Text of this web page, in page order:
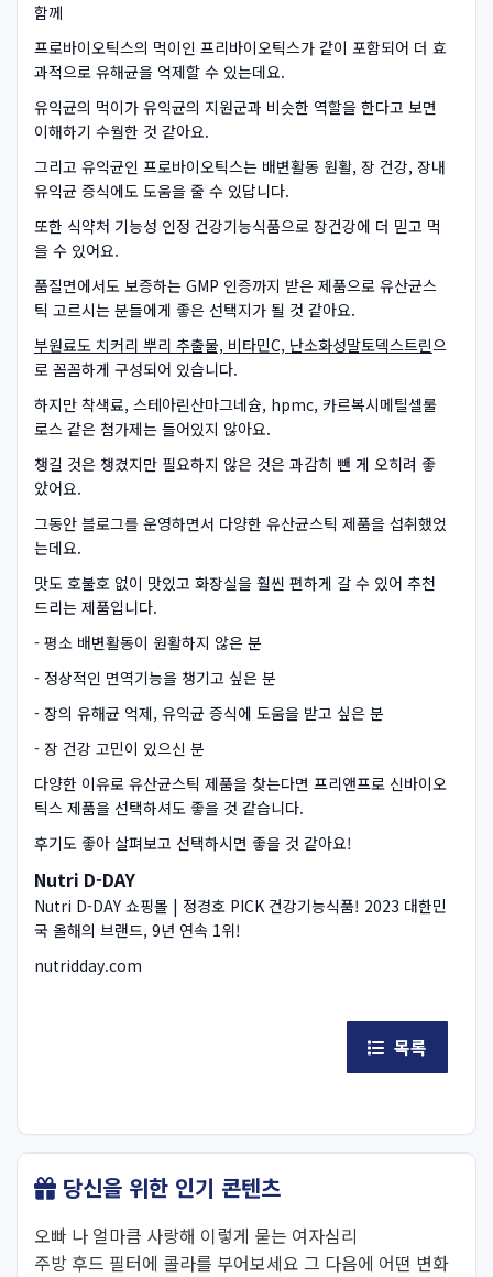
함께
프로바이오틱스의 먹이인 프리바이오틱스가 같이 포함되어 더 효
과적으로 유해균을 억제할 수 있는데요.
유익균의 먹이가 유익균의 지원군과 비슷한 역할을 한다고 보면
이해하기 수월한 것 같아요.
그리고 유익균인 프로바이오틱스는 배변활동 원활, 장 건강, 장내
유익균 증식에도 도움을 줄 수 있답니다.
또한 식약처 기능성 인정 건강기능식품으로 장건강에 더 믿고 먹
을 수 있어요.
품질면에서도 보증하는 GMP 인증까지 받은 제품으로 유산균스
틱 고르시는 분들에게 좋은 선택지가 될 것 같아요.
부원료도 치커리 뿌리 추출물, 비타민C, 난소화성말토덱스트린으
로 꼼꼼하게 구성되어 있습니다.
하지만 착색료, 스테아린산마그네슘, hpmc, 카르복시메틸셀룰
로스 같은 첨가제는 들어있지 않아요.
챙길 것은 챙겼지만 필요하지 않은 것은 과감히 뺀 게 오히려 좋
았어요.
그동안 블로그를 운영하면서 다양한 유산균스틱 제품을 섭취했었
는데요.
맛도 호불호 없이 맛있고 화장실을 훨씬 편하게 갈 수 있어 추천
드리는 제품입니다.
- 평소 배변활동이 원활하지 않은 분
- 정상적인 면역기능을 챙기고 싶은 분
- 장의 유해균 억제, 유익균 증식에 도움을 받고 싶은 분
- 장 건강 고민이 있으신 분
다양한 이유로 유산균스틱 제품을 찾는다면 프리앤프로 신바이오
틱스 제품을 선택하셔도 좋을 것 같습니다.
후기도 좋아 살펴보고 선택하시면 좋을 것 같아요!
Nutri D-DAY
Nutri D-DAY 쇼핑몰 | 정경호 PICK 건강기능식품! 2023 대한민
국 올해의 브랜드, 9년 연속 1위!
nutridday.com
목록
당신을 위한 인기 콘텐츠
오빠 나 얼마큼 사랑해 이렇게 묻는 여자심리
주방 후드 필터에 콜라를 부어보세요 그 다음에 어떤 변화